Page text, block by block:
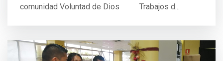
comunidad Voluntad de Dios Trabajos d...